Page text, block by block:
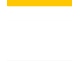
Linterna